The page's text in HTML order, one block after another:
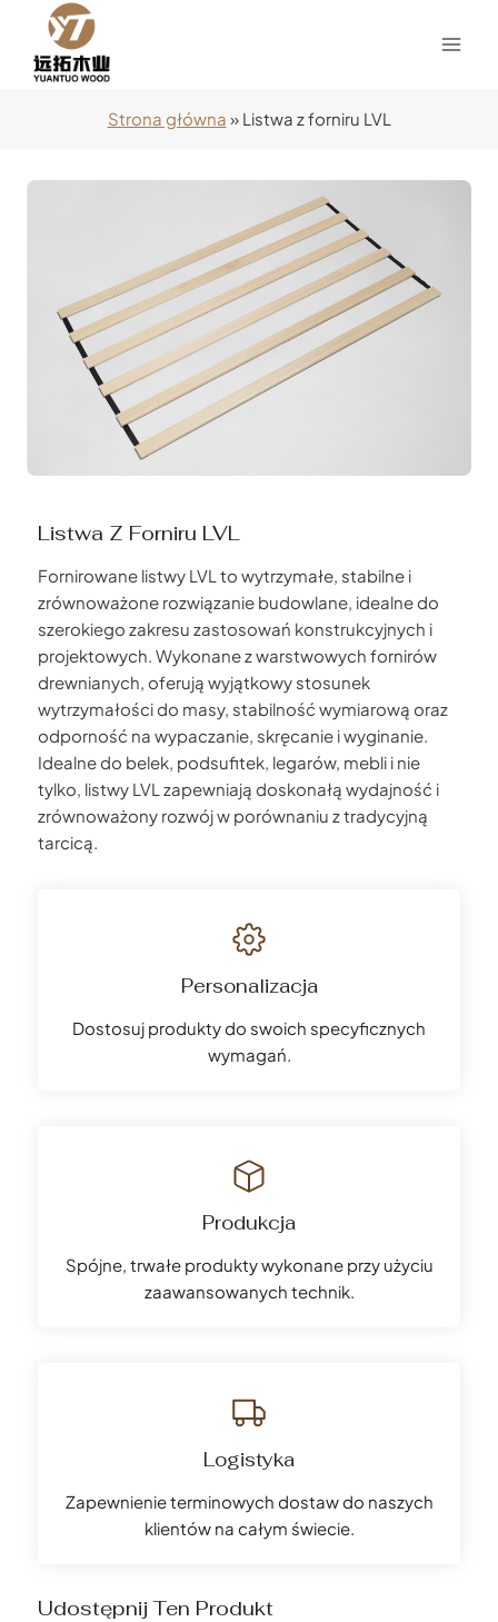
Przejdź
treści
Strona główna » Listwa z forniru LVL
Listwa Z Forniru LVL
Fornirowane listwy LVL to wytrzymałe, stabilne i
zrównoważone rozwiązanie budowlane, idealne do
szerokiego zakresu zastosowań konstrukcyjnych i
projektowych. Wykonane z warstwowych fornirów
drewnianych, oferują wyjątkowy stosunek
wytrzymałości do masy, stabilność wymiarową oraz
odporność na wypaczanie, skręcanie i wyginanie.
Idealne do belek, podsufitek, legarów, mebli i nie
tylko, listwy LVL zapewniają doskonałą wydajność i
zrównoważony rozwój w porównaniu z tradycyjną
tarcicą.
Personalizacja
Dostosuj produkty do swoich specyficznych
wymagań.
Produkcja
Spójne, trwałe produkty wykonane przy użyciu
zaawansowanych technik.
Logistyka
Zapewnienie terminowych dostaw do naszych
klientów na całym świecie.
Udostępnij Ten Produkt